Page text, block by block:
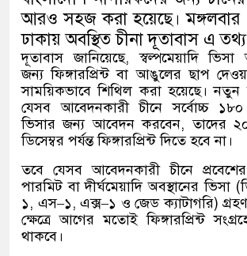
কালীগঞ্জে
আওয়ামী
আমানতকারী
সরকারকে
দেশের
আরও সহজ করা হয়েছে। মঙ্গলবার
ঢাকায় অবস্থিত চীনা দূতাবাস এ তথ্য
দূতাবাস জানিয়েছে, স্বল্পমেয়াদি ভিসা
জন্য ফিঙ্গারপ্রিন্ট বা আঙুলের ছাপ
সাময়িকভাবে শিথিল করা হয়েছে। নতুন
যেসব আবেদনকারী চীনে সর্বোচ্চ ১৮০
ভিসার জন্য আবেদন করবেন, তাদের
ডিসেম্বর পর্যন্ত ফিঙ্গারপ্রিন্ট দিতে হবে না।
তবে যেসব আবেদনকারী চীনে
পারমিট বা দীর্ঘমেয়াদি অবস্থানের
১, এস–১, এক্স–১ ও জেড ক্যাটাগরি)
ক্ষেত্রে আগের মতোই ফিঙ্গারপ্রিন্ট
থাকবে।